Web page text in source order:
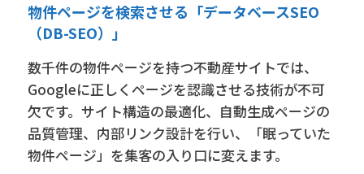
物件ページを検索させる「データベースSEO
（DB-SEO）」
数千件の物件ページを持つ不動産サイトでは、
Googleに正しくページを認識させる技術が不可
欠です。サイト構造の最適化、自動生成ページの
品質管理、内部リンク設計を行い、「眠っていた
物件ページ」を集客の入り口に変えます。